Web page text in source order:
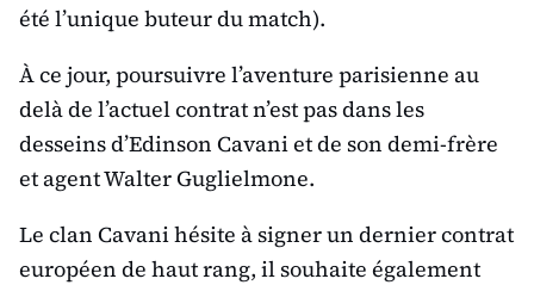
été l’unique buteur du match).
À ce jour, poursuivre l’aventure parisienne au
delà de l’actuel contrat n’est pas dans les
desseins d’Edinson Cavani et de son demi-frère
et agent Walter Guglielmone.
Le clan Cavani hésite à signer un dernier contrat
européen de haut rang, il souhaite également